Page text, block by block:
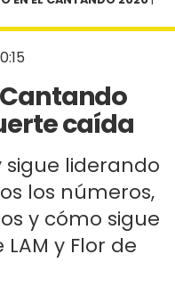
caída
liderando
los números,
y cómo sigue
y Flor de